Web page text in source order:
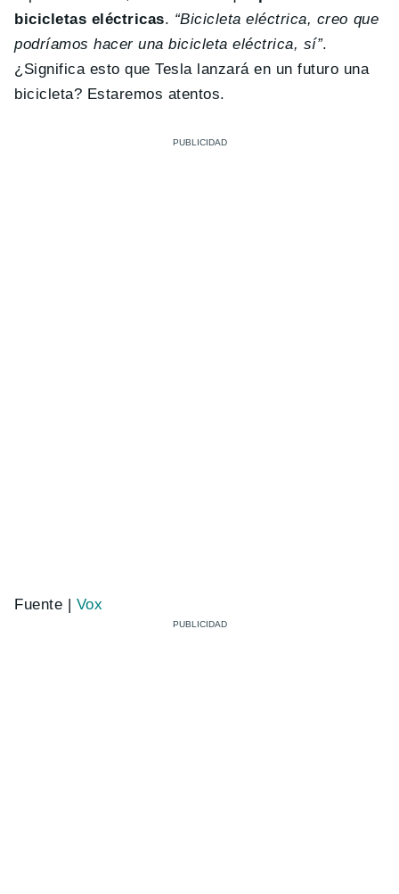
bicicletas eléctricas. “Bicicleta eléctrica, creo que
podríamos hacer una bicicleta eléctrica, sí”.
¿Significa esto que Tesla lanzará en un futuro una
bicicleta? Estaremos atentos.
Fuente | Vox